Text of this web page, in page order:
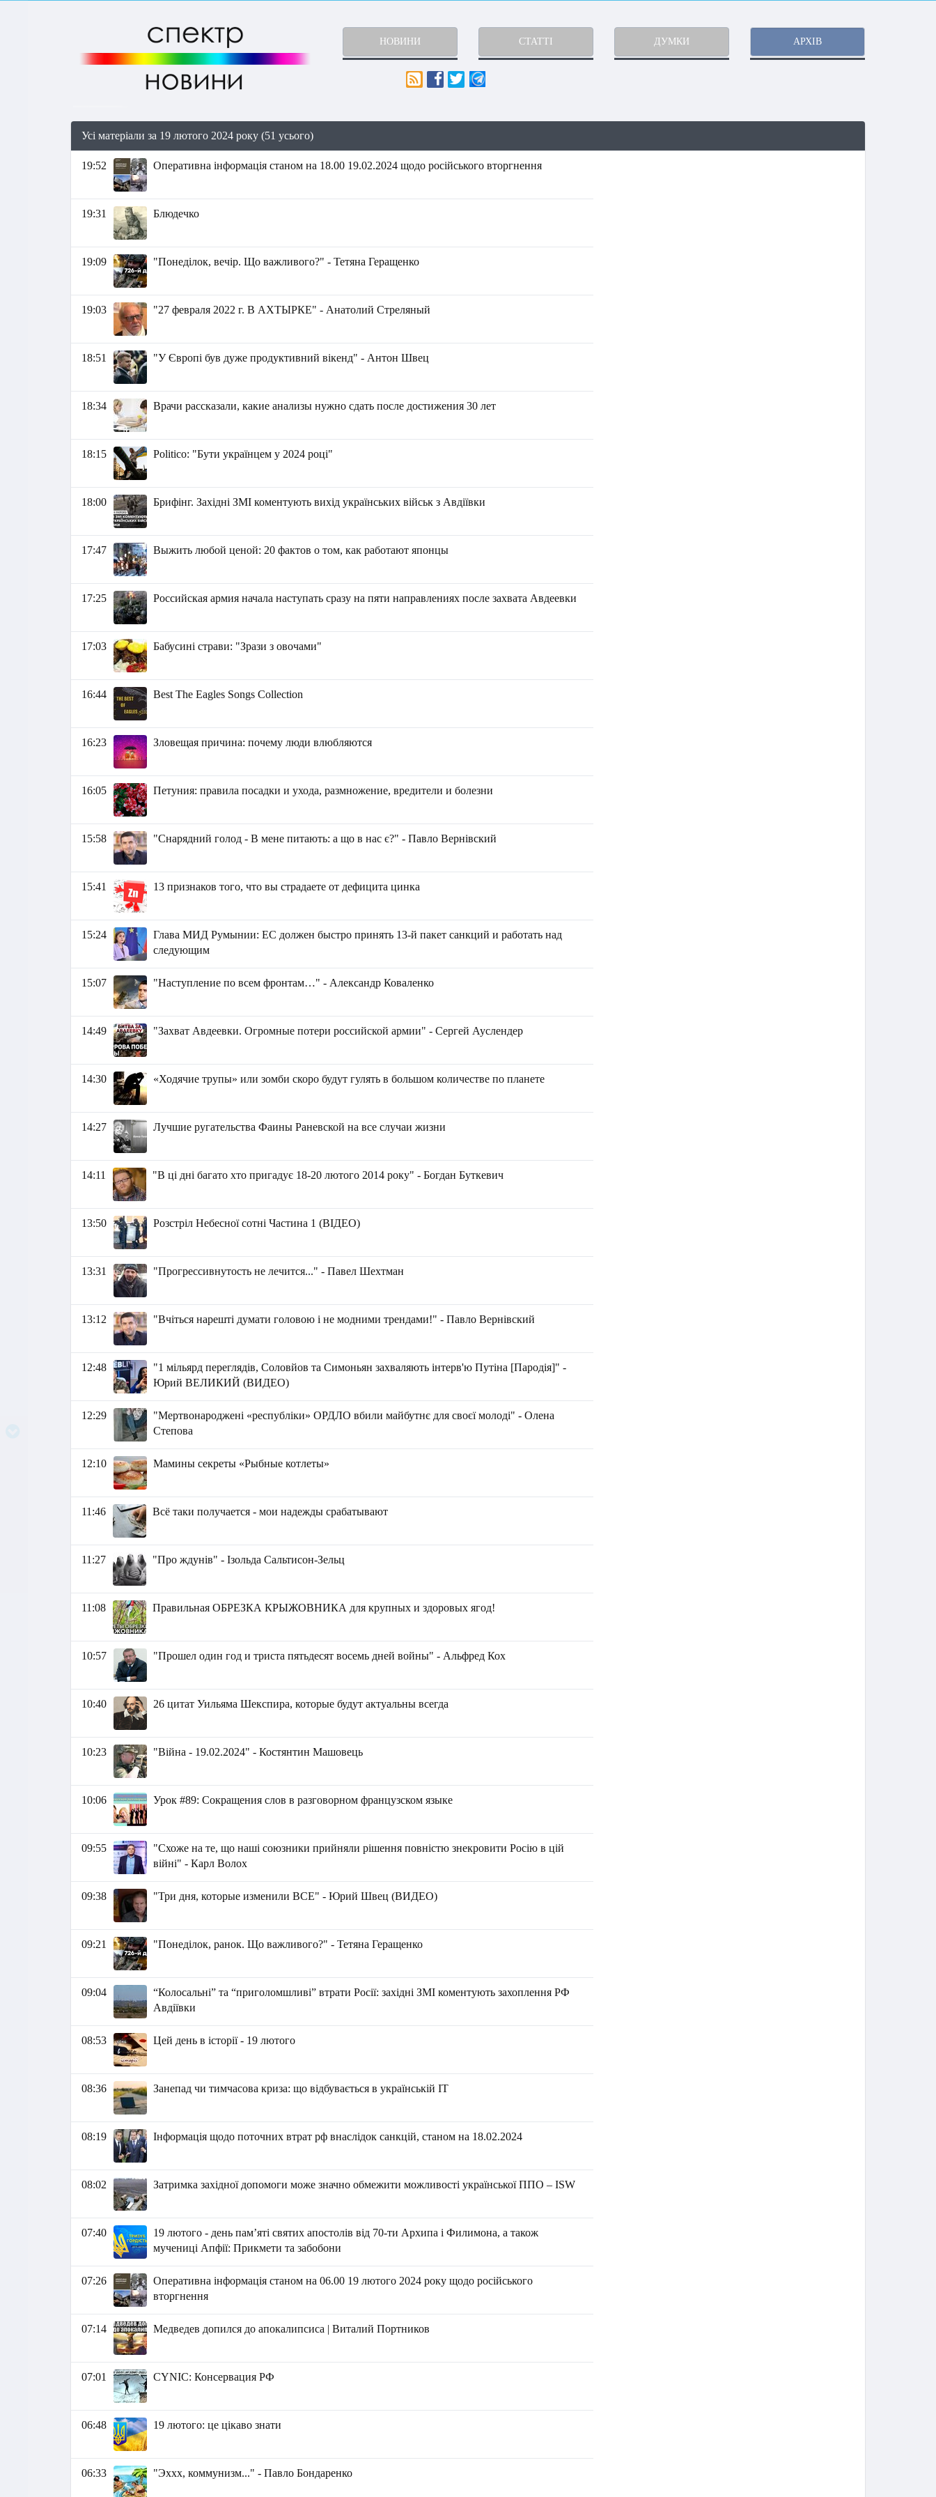
НОВИНИ СТАТТІ ДУМКИ АРХІВ
Усі матеріали за 19 лютого 2024 року (51 усього)
19:52 Оперативна інформація станом на 18.00 19.02.2024 щодо російського вторгнення
19:31 Блюдечко
19:09 "Понеділок, вечір. Що важливого?" - Тетяна Геращенко
19:03 "27 февраля 2022 г. В АХТЫРКЕ" - Анатолий Стреляный
18:51 "У Європі був дуже продуктивний вікенд" - Антон Швец
18:34 Врачи рассказали, какие анализы нужно сдать после достижения 30 лет
18:15 Politico: "Бути українцем у 2024 році"
18:00 Брифінг. Західні ЗМІ коментують вихід українських військ з Авдіївки
17:47 Выжить любой ценой: 20 фактов о том, как работают японцы
17:25 Российская армия начала наступать сразу на пяти направлениях после захвата Авдеевки
17:03 Бабусині страви: "Зрази з овочами"
16:44 Best The Eagles Songs Collection
16:23 Зловещая причина: почему люди влюбляются
16:05 Петуния: правила посадки и ухода, размножение, вредители и болезни
15:58 "Снарядний голод - В мене питають: а що в нас є?" - Павло Вернівский
15:41 13 признаков того, что вы страдаете от дефицита цинка
15:24
Глава МИД Румынии: ЕС должен быстро принять 13-й пакет санкций и работать над
следующим
15:07 "Наступление по всем фронтам…" - Александр Коваленко
14:49 "Захват Авдеевки. Огромные потери российской армии" - Сергей Ауслендер
14:30 «Ходячие трупы» или зомби скоро будут гулять в большом количестве по планете
14:27 Лучшие ругательства Фаины Раневской на все случаи жизни
14:11 "В ці дні багато хто пригадує 18-20 лютого 2014 року" - Богдан Буткевич
13:50 Розстріл Небесної сотні Частина 1 (ВІДЕО)
13:31 "Прогрессивнутость не лечится..." - Павел Шехтман
13:12 "Вчіться нарешті думати головою і не модними трендами!" - Павло Вернівский
12:48
"1 мільярд переглядів, Соловйов та Симоньян захваляють інтерв'ю Путіна [Пародія]" -
Юрий ВЕЛИКИЙ (ВИДЕО)
12:29
"Мертвонароджені «республіки» ОРДЛО вбили майбутнє для своєї молоді" - Олена
Степова
12:10 Мамины секреты «Рыбные котлеты»
11:46 Всё таки получается - мои надежды срабатывают
11:27 "Про ждунів" - Ізольда Сальтисон-Зельц
11:08 Правильная ОБРЕЗКА КРЫЖОВНИКА для крупных и здоровых ягод!
10:57 "Прошел один год и триста пятьдесят восемь дней войны" - Альфред Кох
10:40 26 цитат Уильяма Шекспира, которые будут актуальны всегда
10:23 "Війна - 19.02.2024" - Костянтин Машовець
10:06 Урок #89: Сокращения слов в разговорном французском языке
09:55
"Схоже на те, що наші союзники прийняли рішення повністю знекровити Росію в цій
війні" - Карл Волох
09:38 "Три дня, которые изменили ВСЕ" - Юрий Швец (ВИДЕО)
09:21 "Понеділок, ранок. Що важливого?" - Тетяна Геращенко
09:04
“Колосальні” та “приголомшливі” втрати Росії: західні ЗМІ коментують захоплення РФ
Авдіївки
08:53 Цей день в історії - 19 лютого
08:36 Занепад чи тимчасова криза: що відбувається в українській ІТ
08:19 Інформація щодо поточних втрат рф внаслідок санкцій, станом на 18.02.2024
08:02 Затримка західної допомоги може значно обмежити можливості української ППО – ISW
07:40
19 лютого - день пам’яті святих апостолів від 70-ти Архипа і Филимона, а також
мучениці Апфії: Прикмети та забобони
07:26
Оперативна інформація станом на 06.00 19 лютого 2024 року щодо російського
вторгнення
07:14 Медведев допился до апокалипсиса | Виталий Портников
07:01 СYNIC: Консервация РФ
06:48 19 лютого: це цікаво знати
06:33 "Эххх, коммунизм..." - Павло Бондаренко